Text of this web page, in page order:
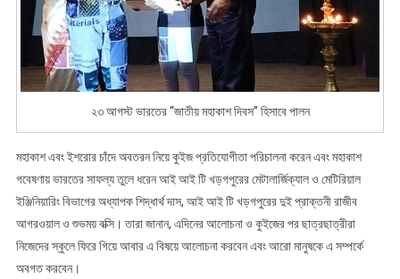
২৩ আগস্ট ভারতের “জাতীয় মহাকাশ দিবস” হিসাবে পালন
মহাকাশ এবং ইশরোর চাঁদে অবতরন নিয়ে কুইজ প্রতিযোগীতা পরিচালনা করেন এবং মহাকাশ
গবেষণায় ভারতের সাফল্য তুলে ধরেন আই আই টি খড়গপুরের মেটালার্জিক্যাল ও মেটিরিয়াল
ইঞ্জিনিয়ারিং বিভাগের অধ্যাপক শিদ্ধার্থ দাস, আই আই টি খড়গপুরের দুই প্রাক্তনী রাজীব
আগরওয়াল ও শুভময় বক্সি। তারা জানান, এদিনের আলোচনা ও কুইজের পর ছাত্রছাত্রীরা
নিজেদের স্কুলে ফিরে গিয়ে আবার এ বিষয়ে আলোচনা করবেন এবং আরো মানুষকে এ সম্পর্কে
অবগত করবেন।